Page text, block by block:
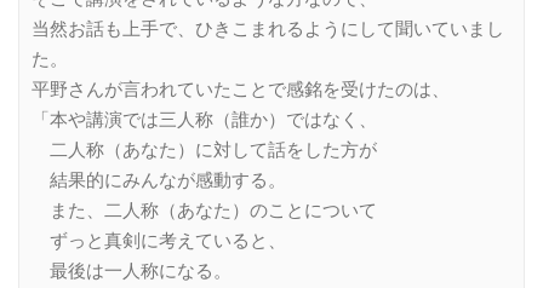
当然お話も上手で、ひきこまれるようにして聞いていまし
た。
平野さんが言われていたことで感銘を受けたのは、
「本や講演では三人称（誰か）ではなく、
二人称（あなた）に対して話をした方が
結果的にみんなが感動する。
また、二人称（あなた）のことについて
ずっと真剣に考えていると、
最後は一人称になる。